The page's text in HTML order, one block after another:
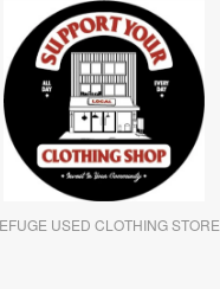
USED CLOTHING STORE